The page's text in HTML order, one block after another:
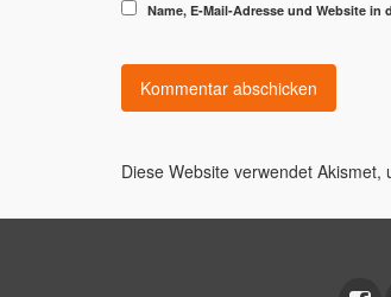
Name, E-Mail-Adresse und Website
Diese Website verwendet Akismet,